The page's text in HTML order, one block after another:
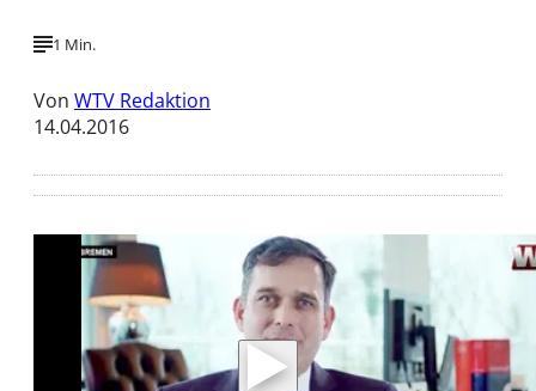
1 Min.
Von WTV Redaktion
14.04.2016
Mit der Wiedergabe dieses Videos werden
Daten an Youtube übertragen.